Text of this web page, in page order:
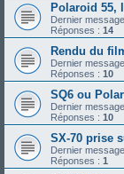
Polaroid 55,
Dernier
Réponses : 14
Rendu du
Dernier
Réponses : 10
SQ6 ou
Dernier
Réponses : 10
SX-70 prise
Dernier
Réponses : 1